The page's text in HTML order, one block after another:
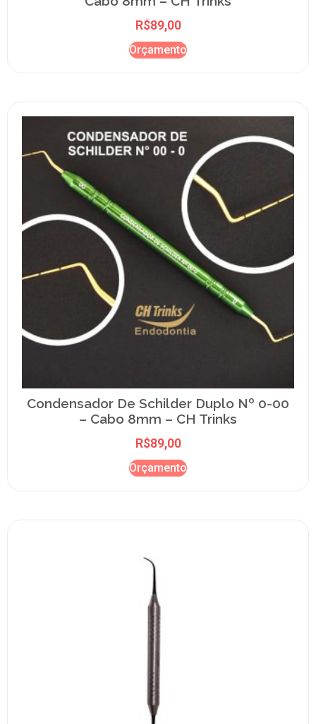
R$89,00
Orçamento
Condensador De Schilder Duplo Nº 0-00
– Cabo 8mm – CH Trinks
R$89,00
Orçamento